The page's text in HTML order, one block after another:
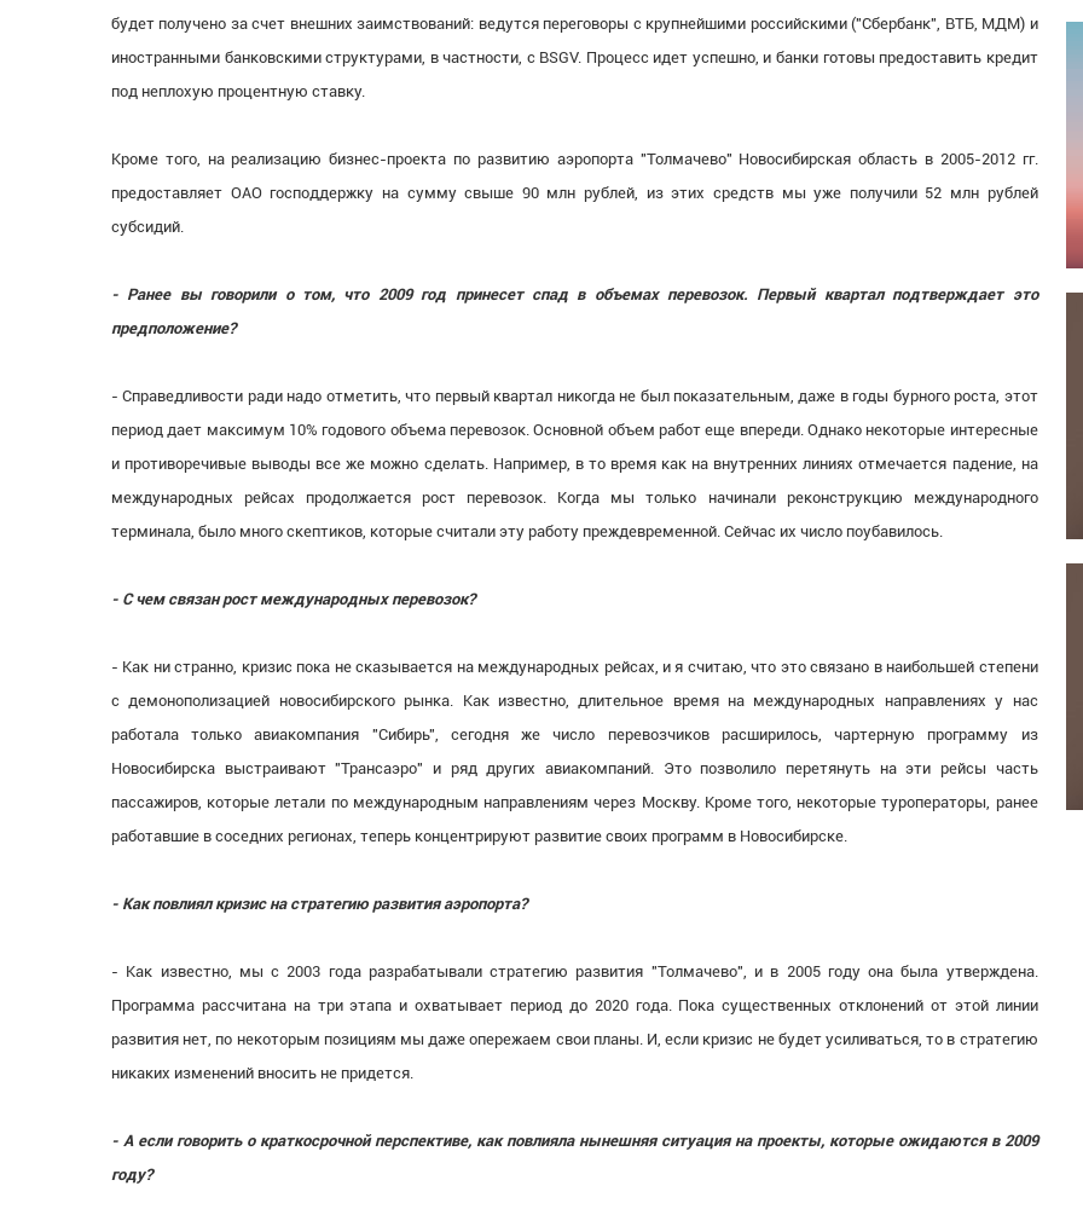
будет получено за счет внешних заимствований: ведутся переговоры с крупнейшими российскими ("Сбербанк", ВТБ, МДМ) и
иностранными банковскими структурами, в частности, с BSGV. Процесс идет успешно, и банки готовы предоставить кредит
под неплохую процентную ставку.
Кроме того, на реализацию бизнес-проекта по развитию аэропорта "Толмачево" Новосибирская область в 2005-2012 гг.
предоставляет ОАО господдержку на сумму свыше 90 млн рублей, из этих средств мы уже получили 52 млн рублей
субсидий.
- Ранее вы говорили о том, что 2009 год принесет спад в объемах перевозок. Первый квартал подтверждает это
предположение?
- Справедливости ради надо отметить, что первый квартал никогда не был показательным, даже в годы бурного роста, этот
период дает максимум 10% годового объема перевозок. Основной объем работ еще впереди. Однако некоторые интересные
и противоречивые выводы все же можно сделать. Например, в то время как на внутренних линиях отмечается падение, на
международных рейсах продолжается рост перевозок. Когда мы только начинали реконструкцию международного
терминала, было много скептиков, которые считали эту работу преждевременной. Сейчас их число поубавилось.
- С чем связан рост международных перевозок?
- Как ни странно, кризис пока не сказывается на международных рейсах, и я считаю, что это связано в наибольшей степени
с демонополизацией новосибирского рынка. Как известно, длительное время на международных направлениях у нас
работала только авиакомпания "Сибирь", сегодня же число перевозчиков расширилось, чартерную программу из
Новосибирска выстраивают "Трансаэро" и ряд других авиакомпаний. Это позволило перетянуть на эти рейсы часть
пассажиров, которые летали по международным направлениям через Москву. Кроме того, некоторые туроператоры, ранее
работавшие в соседних регионах, теперь концентрируют развитие своих программ в Новосибирске.
- Как повлиял кризис на стратегию развития аэропорта?
- Как известно, мы с 2003 года разрабатывали стратегию развития "Толмачево", и в 2005 году она была утверждена.
Программа рассчитана на три этапа и охватывает период до 2020 года. Пока существенных отклонений от этой линии
развития нет, по некоторым позициям мы даже опережаем свои планы. И, если кризис не будет усиливаться, то в стратегию
никаких изменений вносить не придется.
- А если говорить о краткосрочной перспективе, как повлияла нынешняя ситуация на проекты, которые ожидаются в 2009
году?